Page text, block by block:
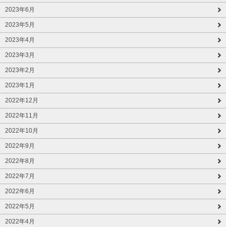
2023年6月
2023年5月
2023年4月
2023年3月
2023年2月
2023年1月
2022年12月
2022年11月
2022年10月
2022年9月
2022年8月
2022年7月
2022年6月
2022年5月
2022年4月